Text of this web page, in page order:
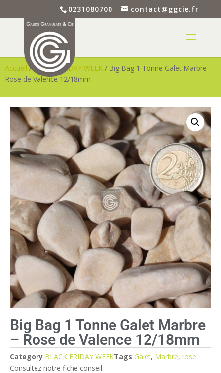
0231080700 contact@ggcie.fr
Accueil/BLACK FRIDAY WEEK / Big Bag 1 Tonne Galet Marbre –
Rose de Valence 12/18mm
Big Bag 1 Tonne Galet Marbre
– Rose de Valence 12/18mm
Category BLACK FRIDAY WEEKTags Galet, Marbre, rose
Consultez notre fiche conseil :